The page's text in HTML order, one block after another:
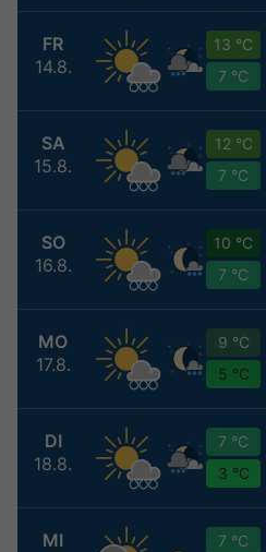
FR
14.8.
13 °C
7 °C
SA
15.8.
12 °C
7 °C
SO
16.8.
10 °C
7 °C
MO
17.8.
9 °C
5 °C
DI
18.8.
7 °C
3 °C
MI
7 °C